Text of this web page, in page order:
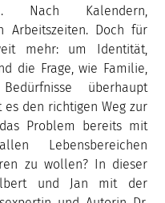
Nach Kalendern,
Arbeitszeiten. Doch für
mehr: um Identität,
die Frage, wie Familie,
überhaupt
es den richtigen Weg zur
Problem bereits mit
Lebensbereichen
zu wollen? In dieser
und Jan mit der